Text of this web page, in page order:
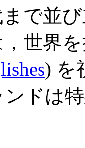
で並
世界
) を
ドは